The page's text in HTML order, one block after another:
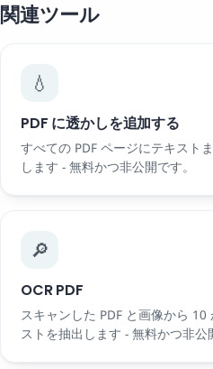
関連ツール
💧
PDF に透かしを追加する
すべての PDF ページにテキスト
します - 無料かつ非公開です。
🔎
OCR PDF
スキャンした PDF と画像から
ストを抽出します - 無料かつ非公